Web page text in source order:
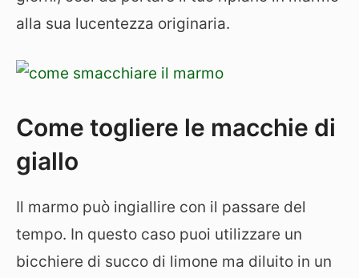
alla sua lucentezza originaria.
Come togliere le macchie di
giallo
Il marmo può ingiallire con il passare del
tempo. In questo caso puoi utilizzare un
bicchiere di succo di limone ma diluito in un